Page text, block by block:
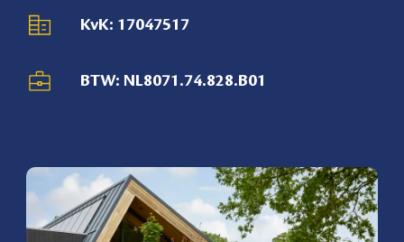
KvK: 17047517
BTW: NL8071.74.828.B01